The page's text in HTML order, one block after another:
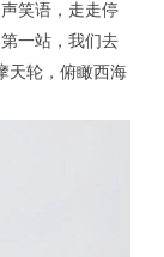
笑语，走走停
一站，我们去
天轮，俯瞰西海